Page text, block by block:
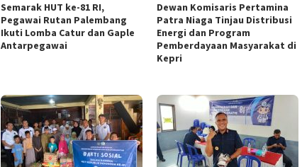
Semarak HUT ke-81 RI,
Pegawai Rutan Palembang
Ikuti Lomba Catur dan Gaple
Antarpegawai
Dewan Komisaris Pertamina
Patra Niaga Tinjau Distribusi
Energi dan Program
Pemberdayaan Masyarakat di
Kepri